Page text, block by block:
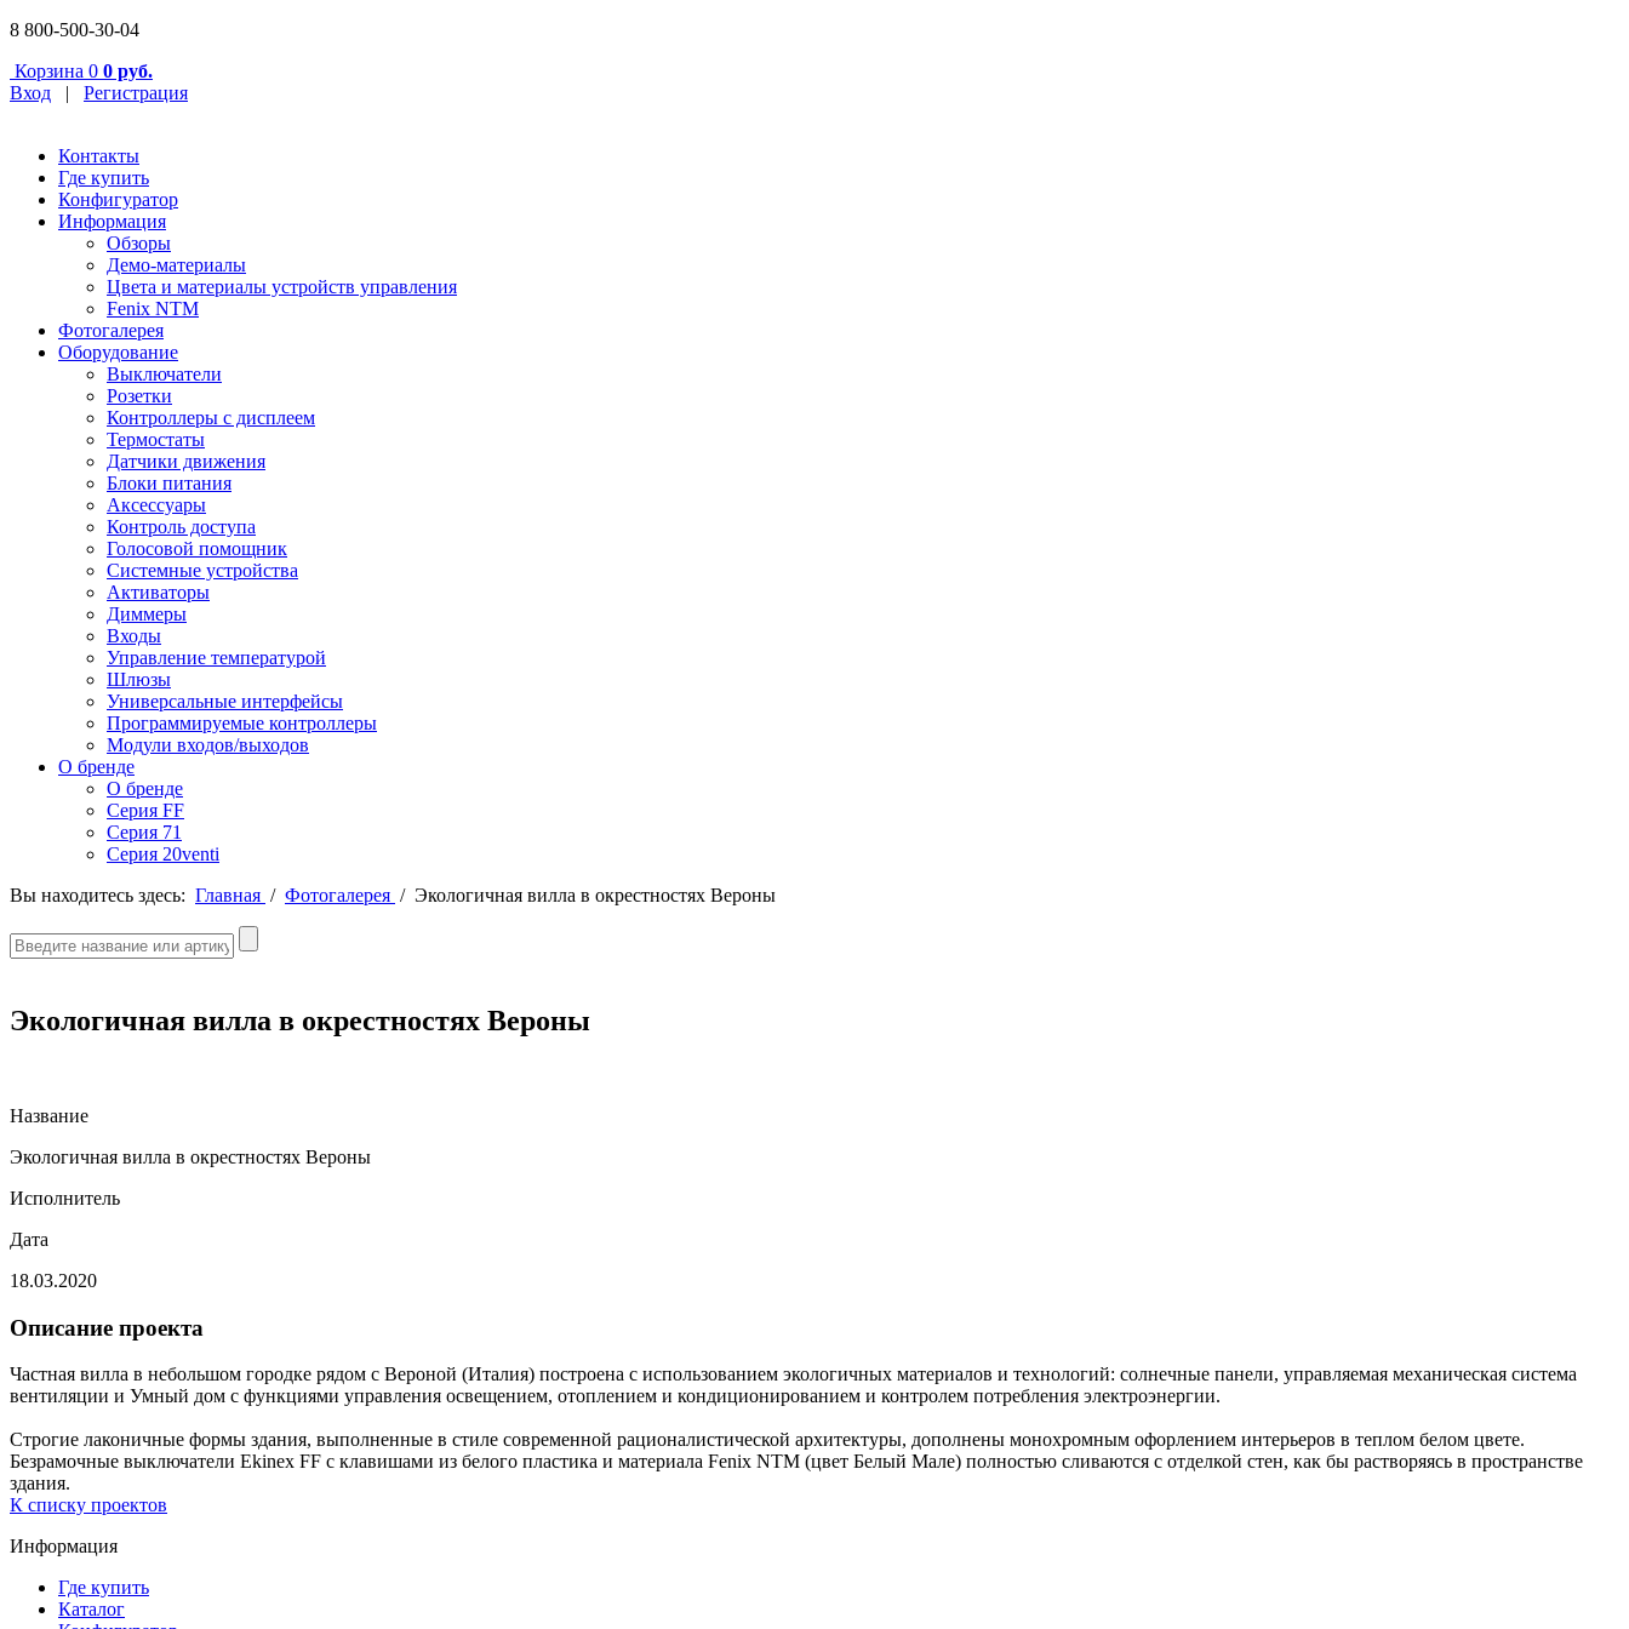
8 800-500-30-04
Корзина 0 0 руб.
Вход | Регистрация
Контакты
Где купить
Конфигуратор
Информация
Обзоры
Демо-материалы
Цвета и материалы устройств управления
Fenix NTM
Фотогалерея
Оборудование
Выключатели
Розетки
Контроллеры с дисплеем
Термостаты
Датчики движения
Блоки питания
Аксессуары
Контроль доступа
Голосовой помощник
Системные устройства
Активаторы
Диммеры
Входы
Управление температурой
Шлюзы
Универсальные интерфейсы
Программируемые контроллеры
Модули входов/выходов
О бренде
О бренде
Серия FF
Серия 71
Серия 20venti
Вы находитесь здесь: Главная / Фотогалерея / Экологичная вилла в окрестностях Вероны
Экологичная вилла в окрестностях Вероны
Название
Экологичная вилла в окрестностях Вероны
Исполнитель
Дата
18.03.2020
Описание проекта
Частная вилла в небольшом городке рядом с Вероной (Италия) построена с использованием экологичных материалов и технологий: солнечные панели, управляемая механическая система
вентиляции и Умный дом с функциями управления освещением, отоплением и кондиционированием и контролем потребления электроэнергии.
Строгие лаконичные формы здания, выполненные в стиле современной рационалистической архитектуры, дополнены монохромным офорлением интерьеров в теплом белом цвете.
Безрамочные выключатели Ekinex FF с клавишами из белого пластика и материала Fenix NTM (цвет Белый Мале) полностью сливаются с отделкой стен, как бы растворяясь в пространстве
здания.
К списку проектов
Информация
Где купить
Каталог